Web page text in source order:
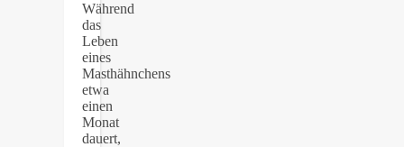
Während
das
Leben
eines
Masthähnchens
etwa
einen
Monat
dauert,